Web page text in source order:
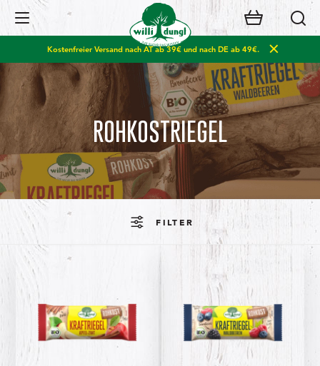
Open Navigation
Kostenfreier Versand nach AT ab 39€ und nach DE ab 49€.
ROHKOSTRIEGEL
FILTER